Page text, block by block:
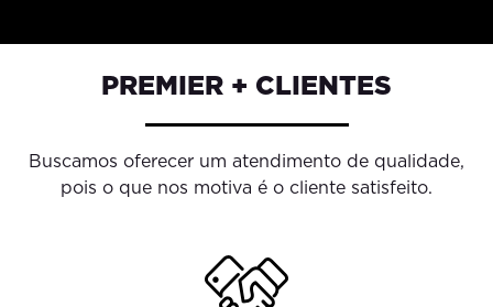
PREMIER + CLIENTES
Buscamos oferecer um atendimento de qualidade,
pois o que nos motiva é o cliente satisfeito.